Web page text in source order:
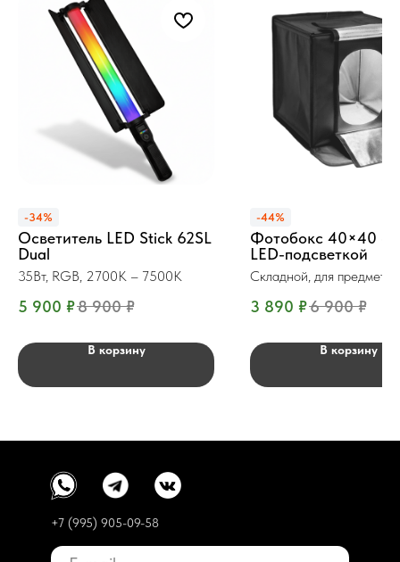
-34%
Осветитель LED Stick 62SL
Dual
35Вт, RGB, 2700K – 7500K
5 900 ₽8 900 ₽
В корзину
-44%
Фотобокс 40×40
LED-подсветкой
Складной, для
3 890 ₽6 900 ₽
В корзину
+7 (995) 905-09-58